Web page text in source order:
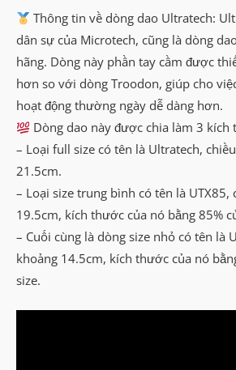
Thông tin về dòng dao Ultratech:
dân sự của Microtech, cũng là dòng
hãng. Dòng này phần tay cầm được
hơn so với dòng Troodon, giúp cho
hoạt động thường ngày dễ dàng hơn.
Dòng dao này được chia làm 3 kích
– Loại full size có tên là Ultratech,
21.5cm.
– Loại size trung bình có tên là UTX85,
19.5cm, kích thước của nó bằng 85%
– Cuối cùng là dòng size nhỏ có tên là
khoảng 14.5cm, kích thước của nó
size.